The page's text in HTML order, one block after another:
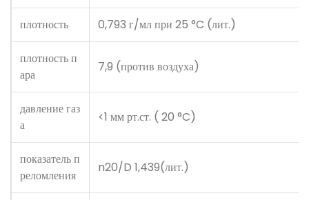
плотность 0,793 г/мл при 25 °C (лит.)
плотность п
ара
7,9 (против воздуха)
давление газ
а
<1 мм рт.ст. ( 20 °C)
показатель п
реломления
n20/D 1,439(лит.)